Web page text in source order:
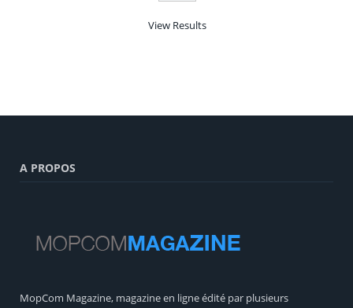
View Results
A PROPOS
MopCom Magazine, magazine en ligne édité par plusieurs